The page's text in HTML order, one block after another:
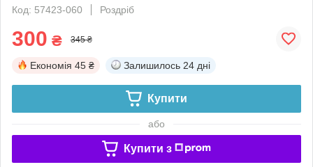
Код: 57423-060
Роздріб
300 ₴ 345 ₴
Економія 45 ₴ Залишилось 24 дні
Купити
або
Купити з